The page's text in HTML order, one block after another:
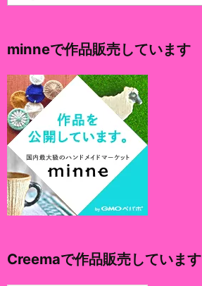
ー
ブ
minneで作品販売しています
Creemaで作品販売しています